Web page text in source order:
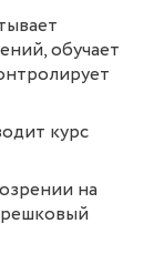
обучает
курс
на